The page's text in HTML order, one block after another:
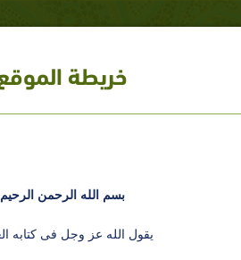
خريطة
بسم الله الرحمن الرحيم
يقول الله عز وجل فى كتابه